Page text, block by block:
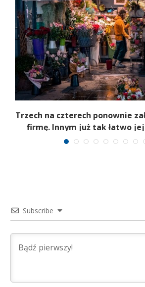
Trzech na czterech ponownie
firmę. Innym już tak łatwo
Subscribe